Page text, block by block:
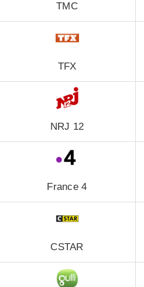
TMC
TFX
NRJ 12
France 4
CSTAR